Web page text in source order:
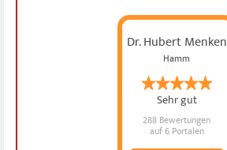
Dr. Hubert Menken
Hamm
Sehr gut
288 Bewertungen
auf 6 Portalen